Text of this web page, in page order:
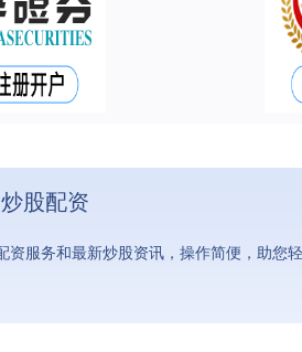
炒股配资
服务和最新炒股资讯，操作简便，助您